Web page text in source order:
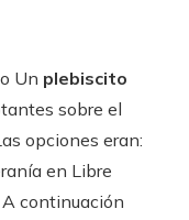
Un plebiscito
sobre el
opciones eran:
en Libre
continuación